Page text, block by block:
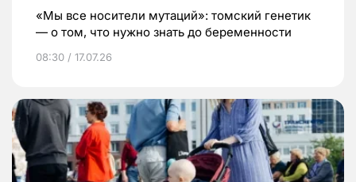
«Мы все носители мутаций»: томский генетик
— о том, что нужно знать до беременности
08:30 / 17.07.26